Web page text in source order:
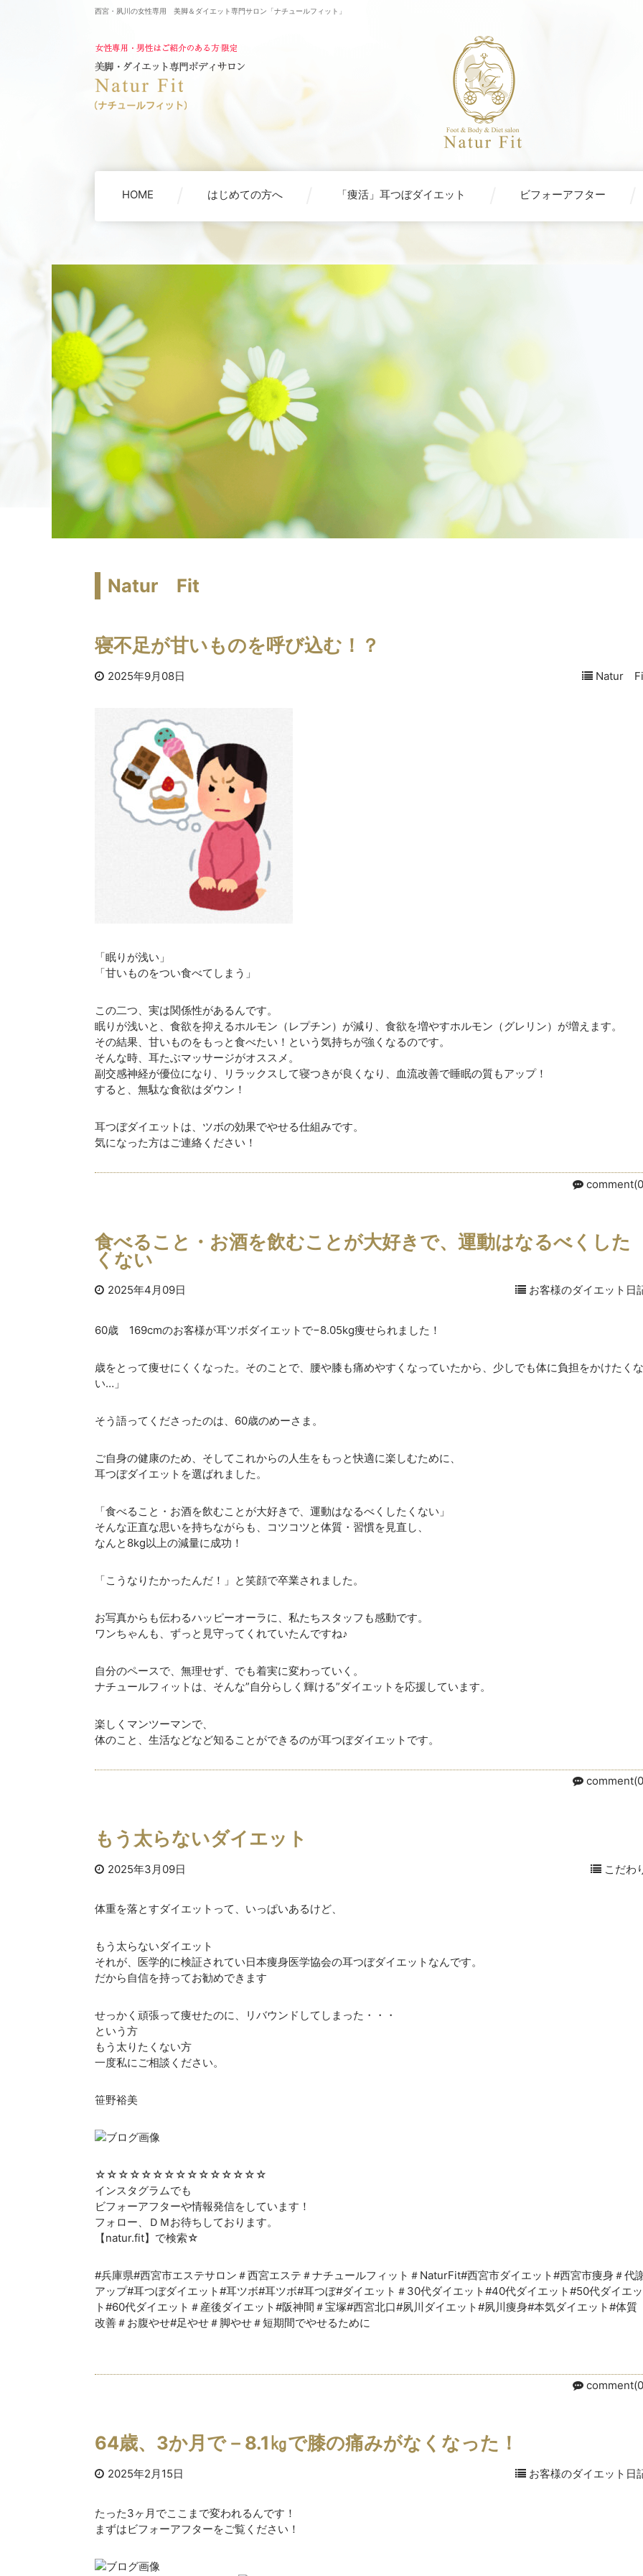
西宮・夙川の女性専用 美脚＆ダイエット専門サロン「ナチュールフィット」
HOME はじめての方へ 「痩活」耳つぼダイエット ビフォーアフター
Natur Fit
寝不足が甘いものを呼び込む！？
2025年9月08日 Natur
「眠りが浅い」
「甘いものをつい食べてしまう」
この二つ、実は関係性があるんです。
眠りが浅いと、食欲を抑えるホルモン（レプチン）が減り、食欲を増やすホルモン（グレリン）が増えます。
その結果、甘いものをもっと食べたい！という気持ちが強くなるのです。
そんな時、耳たぶマッサージがオススメ。
副交感神経が優位になり、リラックスして寝つきが良くなり、血流改善で睡眠の質もアップ！
すると、無駄な食欲はダウン！
耳つぼダイエットは、ツボの効果でやせる仕組みです。
気になった方はご連絡ください！
食べること・お酒を飲むことが大好きで、運動はなるべくした
くない
2025年4月09日 お客様のダイエット日
60歳 169cmのお客様が耳ツボダイエットで−8.05kg痩せられました！
歳をとって痩せにくくなった。そのことで、腰や膝も痛めやすくなっていたから、少しでも体に負担をかけたくな
い…」
そう語ってくださったのは、60歳のめーさま。
ご自身の健康のため、そしてこれからの人生をもっと快適に楽しむために、
耳つぼダイエットを選ばれました。
「食べること・お酒を飲むことが大好きで、運動はなるべくしたくない」
そんな正直な思いを持ちながらも、コツコツと体質・習慣を見直し、
なんと8kg以上の減量に成功！
「こうなりたかったんだ！」と笑顔で卒業されました。
お写真からも伝わるハッピーオーラに、私たちスタッフも感動です。
ワンちゃんも、ずっと見守ってくれていたんですね♪
自分のペースで、無理せず、でも着実に変わっていく。
ナチュールフィットは、そんな”自分らしく輝ける”ダイエットを応援しています。
楽しくマンツーマンで、
体のこと、生活などなど知ることができるのが耳つぼダイエットです。
もう太らないダイエット
2025年3月09日 こだわ
体重を落とすダイエットって、いっぱいあるけど、
もう太らないダイエット
それが、医学的に検証されてい日本痩身医学協会の耳つぼダイエットなんです。
だから自信を持ってお勧めできます
せっかく頑張って痩せたのに、リバウンドしてしまった・・・
という方
もう太りたくない方
一度私にご相談ください。
笹野裕美
☆☆☆☆☆☆☆☆☆☆☆☆☆☆☆
インスタグラムでも
ビフォーアフターや情報発信をしています！
フォロー、ＤＭお待ちしております。
【natur.fit】で検索☆
#兵庫県#西宮市エステサロン＃西宮エステ＃ナチュールフィット＃NaturFit#西宮市ダイエット#西宮市痩身＃代
アップ#耳つぼダイエット#耳ツボ#耳ツボ#耳つぼ#ダイエット＃30代ダイエット#40代ダイエット#50代ダイエッ
ト#60代ダイエット＃産後ダイエット#阪神間＃宝塚#西宮北口#夙川ダイエット#夙川痩身#本気ダイエット#体質
改善＃お腹やせ#足やせ＃脚やせ＃短期間でやせるために
64歳、3か月で－8.1㎏で膝の痛みがなくなった！
2025年2月15日 お客様のダイエット日
たった3ヶ月でここまで変われるんです！
まずはビフォーアフターをご覧ください！